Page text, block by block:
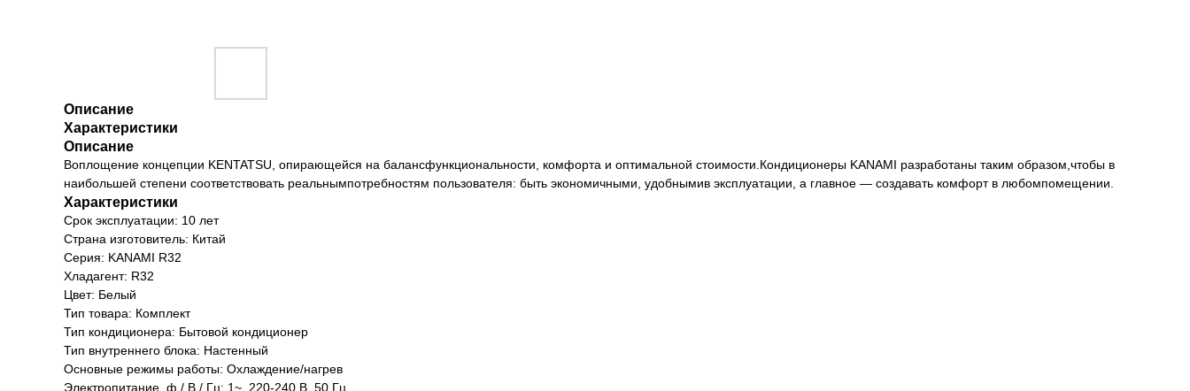
Описание
Характеристики
Описание
Воплощение концепции KENTATSU, опирающейся на балансфункциональности, комфорта и оптимальной стоимости.Кондиционеры KANAMI разработаны таким образом,чтобы в
наибольшей степени соответствовать реальнымпотребностям пользователя: быть экономичными, удобнымив эксплуатации, а главное — создавать комфорт в любомпомещении.
Характеристики
Срок эксплуатации: 10 лет
Страна изготовитель: Китай
Серия: KANAMI R32
Хладагент: R32
Цвет: Белый
Тип товара: Комплект
Тип кондиционера: Бытовой кондиционер
Тип внутреннего блока: Настенный
Основные режимы работы: Охлаждение/нагрев
Электропитание, ф / В / Гц: 1~, 220-240 В, 50 Гц